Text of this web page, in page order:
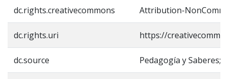
dc.rights.creativecommons Attribution-
dc.rights.uri https://
dc.source Pedagogía y Saberes;